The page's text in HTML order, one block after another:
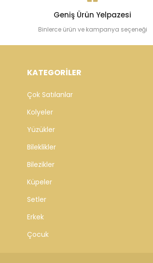
Geniş Ürün Yelpazesi
Binlerce ürün ve kampanya seçeneği
KATEGORİLER
Çok Satılanlar
Kolyeler
Yüzükler
Bileklikler
Bilezikler
Küpeler
Setler
Erkek
Çocuk